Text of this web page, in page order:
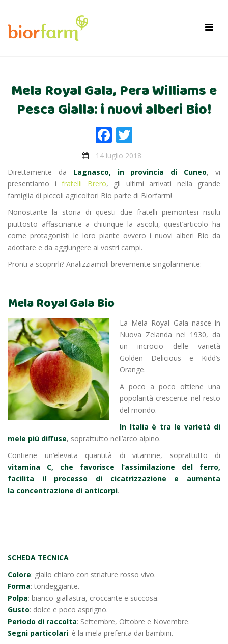
Mela Royal Gala, Pera Williams e
Pesca Gialla: i nuovi alberi Bio!
Facebook
14 luglio 2018
Direttamente da Lagnasco, in provincia di Cuneo, vi
presentiamo i fratelli Brero, gli ultimi arrivati nella grande
famiglia di piccoli agricoltori Bio parte di Biorfarm!
Nonostante la storia di questi due fratelli piemontesi risulti
piuttosto affascinante a chiunque la ascolti, quest’articolo ha
come protagonisti le loro piante ovvero i nuovi alberi Bio da
adottare e da aggiungere ai vostri campi.
Pronti a scoprirli? Analizziamoli brevemente singolarmente:
Mela Royal Gala Bio
La Mela Royal Gala nasce in
Nuova Zelanda nel 1930, da
un incrocio delle varietà
Golden Delicious e Kidd’s
Orange.
A poco a poco ottiene una
popolarità crescente nel resto
del mondo.
In Italia è tra le varietà di
mele più diffuse, soprattutto nell’arco alpino.
Contiene un’elevata quantità di vitamine, soprattutto di
vitamina C, che favorisce l’assimilazione del ferro,
facilita il processo di cicatrizzazione e aumenta
la concentrazione di anticorpi.
SCHEDA TECNICA
Colore: giallo chiaro con striature rosso vivo.
Forma: tondeggiante.
Polpa: bianco-giallastra, croccante e succosa.
Gusto: dolce e poco asprigno.
Periodo di raccolta: Settembre, Ottobre e Novembre.
Segni particolari: è la mela preferita dai bambini.